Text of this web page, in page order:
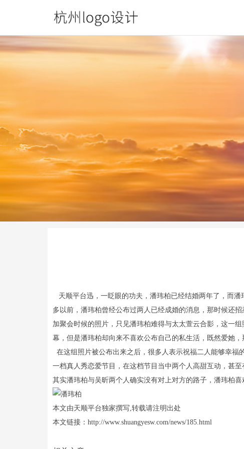
天顺平台迅，一眨眼的功夫，潘玮柏已经结婚两年了，而
多以前，潘玮柏曾经公布过两人已经成婚的消息，那时候还
加聚会时候的照片，只见潘玮柏难得与太太萱云合影，这一
幕，但是潘玮柏却向来不喜欢公布自己的私生活，既然爱她，
在这组照片被公布出来之后，很多人表示祝福二人能够幸
一档真人秀恋爱节目，在这档节目当中两个人高甜互动，甚
其实潘玮柏与吴昕两个人确实没有对上对方的路子，潘玮柏
本文由天顺平台独家撰写,转载请注明出处
本文链接：http://www.shuangyesw.com/news/185.html